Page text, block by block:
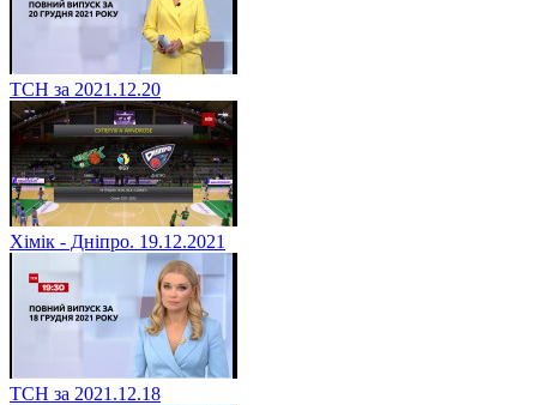
ТСН за 2021.12.20
Хімік - Дніпро. 19.12.2021
ТСН за 2021.12.18